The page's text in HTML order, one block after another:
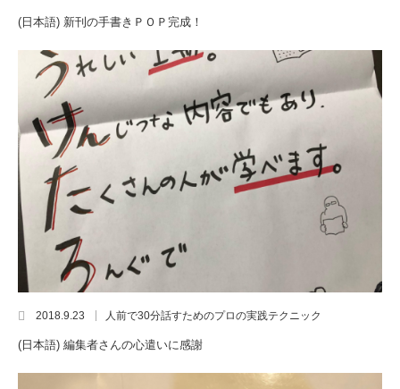
(日本語) 新刊の手書きＰＯＰ完成！
2018.9.23 人前で30分話すためのプロの実践テクニック
(日本語) 編集者さんの心遣いに感謝